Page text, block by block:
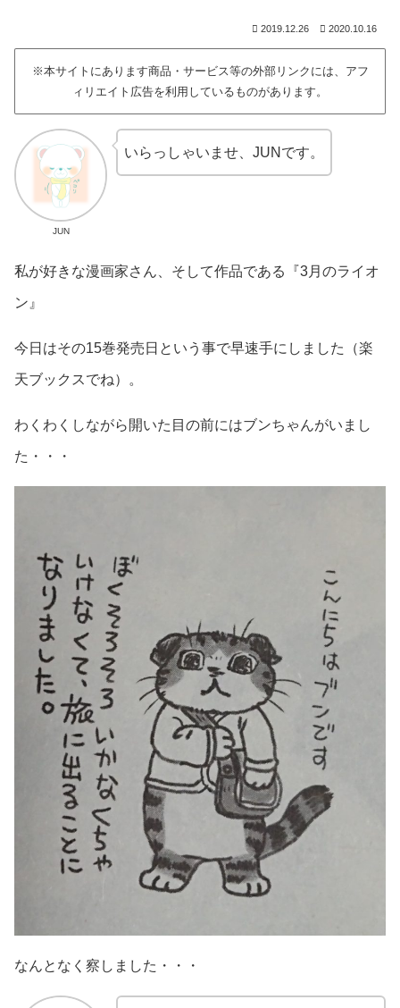
2019.12.26 2020.10.16
※本サイトにあります商品・サービス等の外部リンクには、アフ
ィリエイト広告を利用しているものがあります。
JUN
いらっしゃいませ、JUNです。
私が好きな漫画家さん、そして作品である『3月のライオ
ン』
今日はその15巻発売日という事で早速手にしました（楽
天ブックスでね）。
わくわくしながら開いた目の前にはブンちゃんがいまし
た・・・
なんとなく察しました・・・